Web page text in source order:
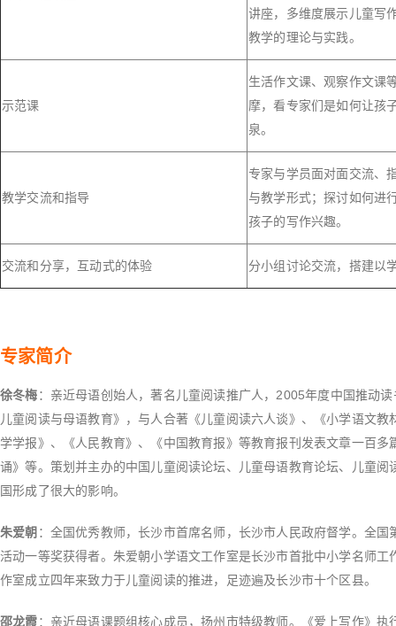
讲座，多维度展示儿童写
教学的理论与实践。
示范课
生活作文课、观察作文课
摩，看专家们是如何让孩
泉。
教学交流和指导
专家与学员面对面交流、
与教学形式；探讨如何进
孩子的写作兴趣。
交流和分享，互动式的体验 分小组讨论交流，搭建以
专家简介
徐冬梅：亲近母语创始人，著名儿童阅读推广人，2005年度中国推动
儿童阅读与母语教育》，与人合著《儿童阅读六人谈》、《小学语文教
学学报》、《人民教育》、《中国教育报》等教育报刊发表文章一百多
诵》等。策划并主办的中国儿童阅读论坛、儿童母语教育论坛、儿童阅
国形成了很大的影响。
朱爱朝 ：全国优秀教师，长沙市首席名师，长沙市人民政府督学。全国
活动一等奖获得者。朱爱朝小学语文工作室是长沙市首批中小学名师工
作室成立四年来致力于儿童阅读的推进，足迹遍及长沙市十个区县。
邵龙霞：亲近母语课题组核心成员，扬州市特级教师。《爱上写作》执